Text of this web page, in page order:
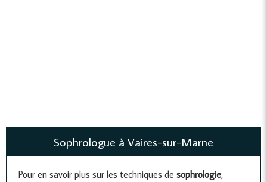
Sophrologue à Vaires-sur-Marne
Pour en savoir plus sur les techniques de sophrologie,